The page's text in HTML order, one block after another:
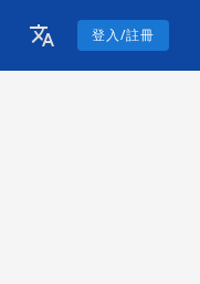
登入/註冊